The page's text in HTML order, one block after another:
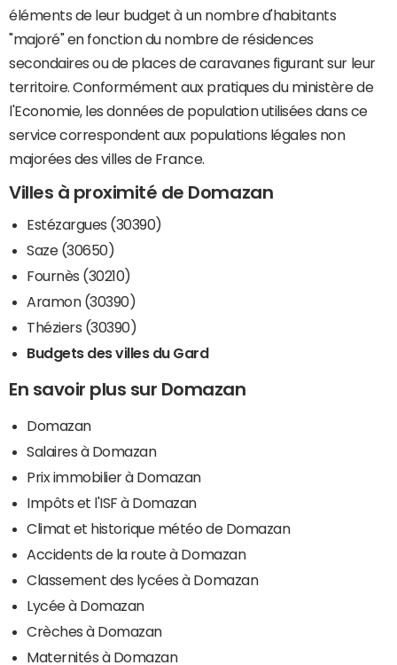
éléments de leur budget à un nombre d'habitants
"majoré" en fonction du nombre de résidences
secondaires ou de places de caravanes figurant sur leur
territoire. Conformément aux pratiques du ministère de
l'Economie, les données de population utilisées dans ce
service correspondent aux populations légales non
majorées des villes de France.
Villes à proximité de Domazan
Estézargues (30390)
Saze (30650)
Fournès (30210)
Aramon (30390)
Théziers (30390)
Budgets des villes du Gard
En savoir plus sur Domazan
Domazan
Salaires à Domazan
Prix immobilier à Domazan
Impôts et l'ISF à Domazan
Climat et historique météo de Domazan
Accidents de la route à Domazan
Classement des lycées à Domazan
Lycée à Domazan
Crèches à Domazan
Maternités à Domazan